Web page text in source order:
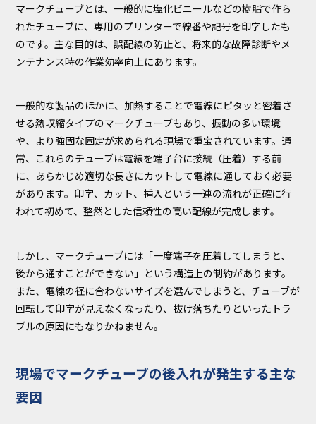
マークチューブとは、一般的に塩化ビニールなどの樹脂で作ら
れたチューブに、専用のプリンターで線番や記号を印字したも
のです。主な目的は、誤配線の防止と、将来的な故障診断やメ
ンテナンス時の作業効率向上にあります。
一般的な製品のほかに、加熱することで電線にピタッと密着さ
せる熱収縮タイプのマークチューブもあり、振動の多い環境
や、より強固な固定が求められる現場で重宝されています。通
常、これらのチューブは電線を端子台に接続（圧着）する前
に、あらかじめ適切な長さにカットして電線に通しておく必要
があります。印字、カット、挿入という一連の流れが正確に行
われて初めて、整然とした信頼性の高い配線が完成します。
しかし、マークチューブには「一度端子を圧着してしまうと、
後から通すことができない」という構造上の制約があります。
また、電線の径に合わないサイズを選んでしまうと、チューブが
回転して印字が見えなくなったり、抜け落ちたりといったトラ
ブルの原因にもなりかねません。
現場でマークチューブの後入れが発生する主な
要因